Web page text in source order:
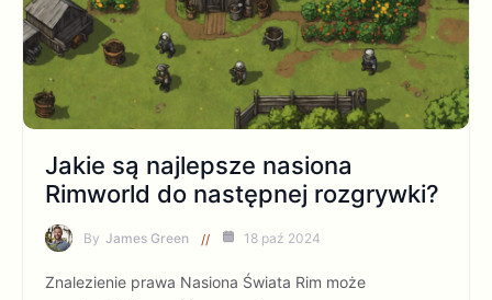
Jakie są najlepsze nasiona
Rimworld do następnej rozgrywki?
By James Green 18 paź 2024
Znalezienie prawa Nasiona Świata Rim może